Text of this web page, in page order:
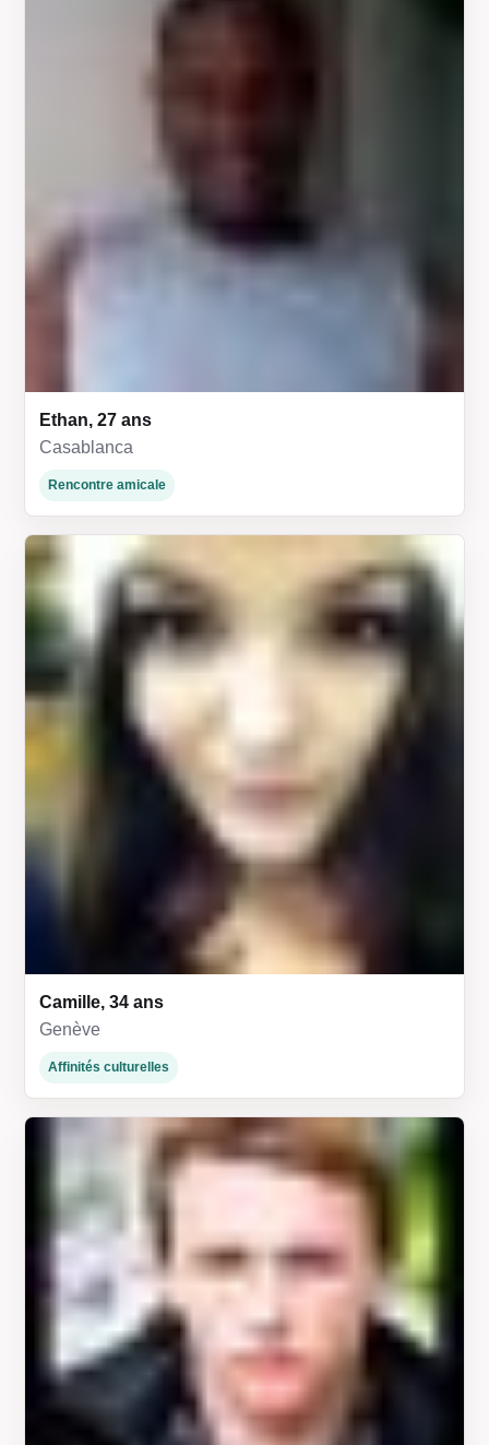
Ethan, 27 ans
Casablanca
Rencontre amicale
Camille, 34 ans
Genève
Affinités culturelles